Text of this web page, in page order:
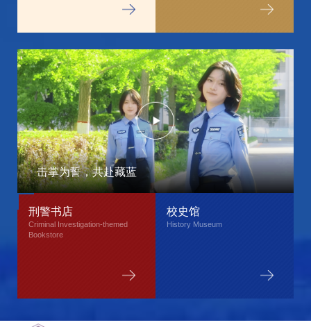
击掌为誓，共赴藏蓝
刑警书店
Criminal Investigation-themed
Bookstore
校史馆
History Museum